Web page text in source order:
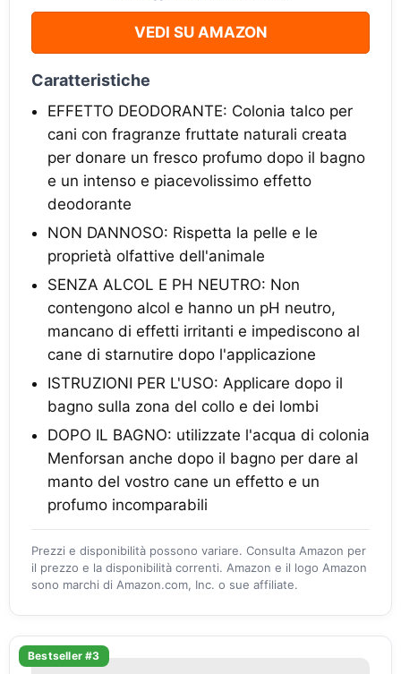
VEDI SU AMAZON
Caratteristiche
EFFETTO DEODORANTE: Colonia talco per
cani con fragranze fruttate naturali creata
per donare un fresco profumo dopo il bagno
e un intenso e piacevolissimo effetto
deodorante
NON DANNOSO: Rispetta la pelle e le
proprietà olfattive dell'animale
SENZA ALCOL E PH NEUTRO: Non
contengono alcol e hanno un pH neutro,
mancano di effetti irritanti e impediscono al
cane di starnutire dopo l'applicazione
ISTRUZIONI PER L'USO: Applicare dopo il
bagno sulla zona del collo e dei lombi
DOPO IL BAGNO: utilizzate l'acqua di colonia
Menforsan anche dopo il bagno per dare al
manto del vostro cane un effetto e un
profumo incomparabili
Prezzi e disponibilità possono variare. Consulta Amazon per
il prezzo e la disponibilità correnti. Amazon e il logo Amazon
sono marchi di Amazon.com, Inc. o sue affiliate.
Bestseller #3